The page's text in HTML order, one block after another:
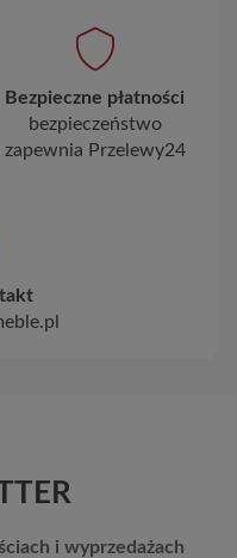
Bezpieczne płatności
bezpieczeństwo
zapewnia Przelewy24
i wyprzedażach